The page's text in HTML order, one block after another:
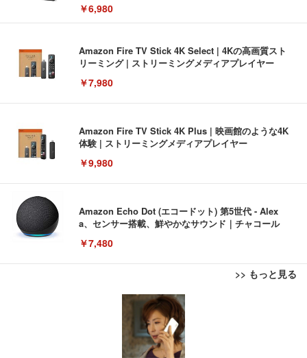
￥6,980
Amazon Fire TV Stick 4K Select | 4Kの高画質スト
リーミング | ストリーミングメディアプレイヤー
￥7,980
Amazon Fire TV Stick 4K Plus | 映画館のような4K
体験 | ストリーミングメディアプレイヤー
￥9,980
Amazon Echo Dot (エコードット) 第5世代 - Alex
a、センサー搭載、鮮やかなサウンド｜チャコール
￥7,480
>> もっと見る
[EdoErgo] オフィスチェア 椅子 テレワーク 疲れな
い 跳ね上げ式アームレスト コンパクト 約105度ロッ
キング pc 事務椅子 360度回転 座面昇降 強化ナイロ
ン樹脂ベース 通気性メッシュ 在宅ワーク H-WY01
(黒網+黒枠+黒足)
EIZO ビジネス向けプレミアムモニター | FlexScan
EV3240X-WT | 31.5型4K UHD・USB Type-C・ホワ
Amazonベーシック ペットシーツ 薄型 レギュラー 1
回使い捨て 無香料 ホワイト 300枚